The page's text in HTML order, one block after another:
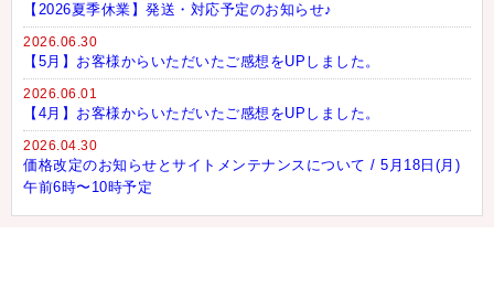
【2026夏季休業】発送・対応予定のお知らせ♪
2026.06.30
【5月】お客様からいただいたご感想をUPしました。
2026.06.01
【4月】お客様からいただいたご感想をUPしました。
2026.04.30
価格改定のお知らせとサイトメンテナンスについて / 5月18日(月)
午前6時〜10時予定